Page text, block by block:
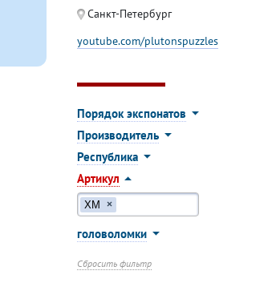
Санкт-Петербург
youtube.com/plutonspuzzles
Порядок экспонатов
Производитель
Республика
Артикул
ХМ ×
головоломки
Сбросить фильтр